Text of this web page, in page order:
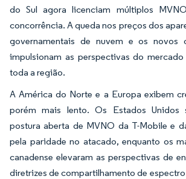
do Sul agora licenciam múltiplos
concorrência. A queda nos preços dos
governamentais de nuvem e os novos
impulsionam as perspectivas do
toda a região.
A América do Norte e a Europa exibem
porém mais lento. Os Estados Unidos
postura aberta de MVNO da T-Mobile e
pela paridade no atacado, enquanto os
canadense elevaram as perspectivas de
diretrizes de compartilhamento de